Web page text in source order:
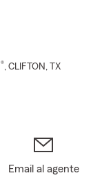
®, CLIFTON , TX
Email al agente